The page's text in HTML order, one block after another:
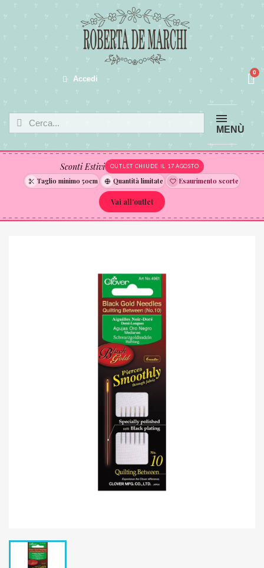
Accedi
MENÙ
Sconti Estivi OUTLET CHIUDE IL 17 AGOSTO
Taglio minimo 50cm Quantità limitate Esaurimento scorte
Vai all'outlet